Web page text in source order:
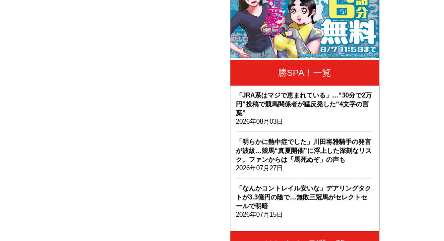
勝SPA！一覧
「JRA系はマジで恵まれている」…“30分で2万
円”投稿で競馬関係者が猛反発した“4文字の言
葉”
2026年08月03日
「明らかに熱中症でした」川田将雅騎手の発言
が波紋…競馬“真夏開催”に浮上した深刻なリス
ク。ファンからは「馬死ぬぞ」の声も
2026年07月27日
「なんかコントレイル安いな」デアリングタク
トが3.3億円の陰で…無敗三冠馬がセレクトセ
ールで明暗
2026年07月15日